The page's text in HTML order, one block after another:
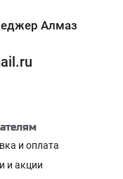
Алмаз
и оплата
и акции